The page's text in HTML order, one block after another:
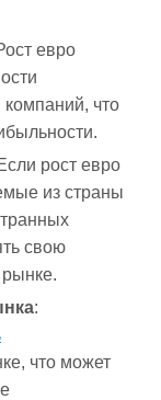
евро
что
рост евро
из страны
свою
:
что может